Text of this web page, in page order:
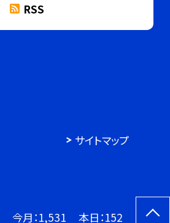
RSS
サイトマップ
今月：1,531 本日：152